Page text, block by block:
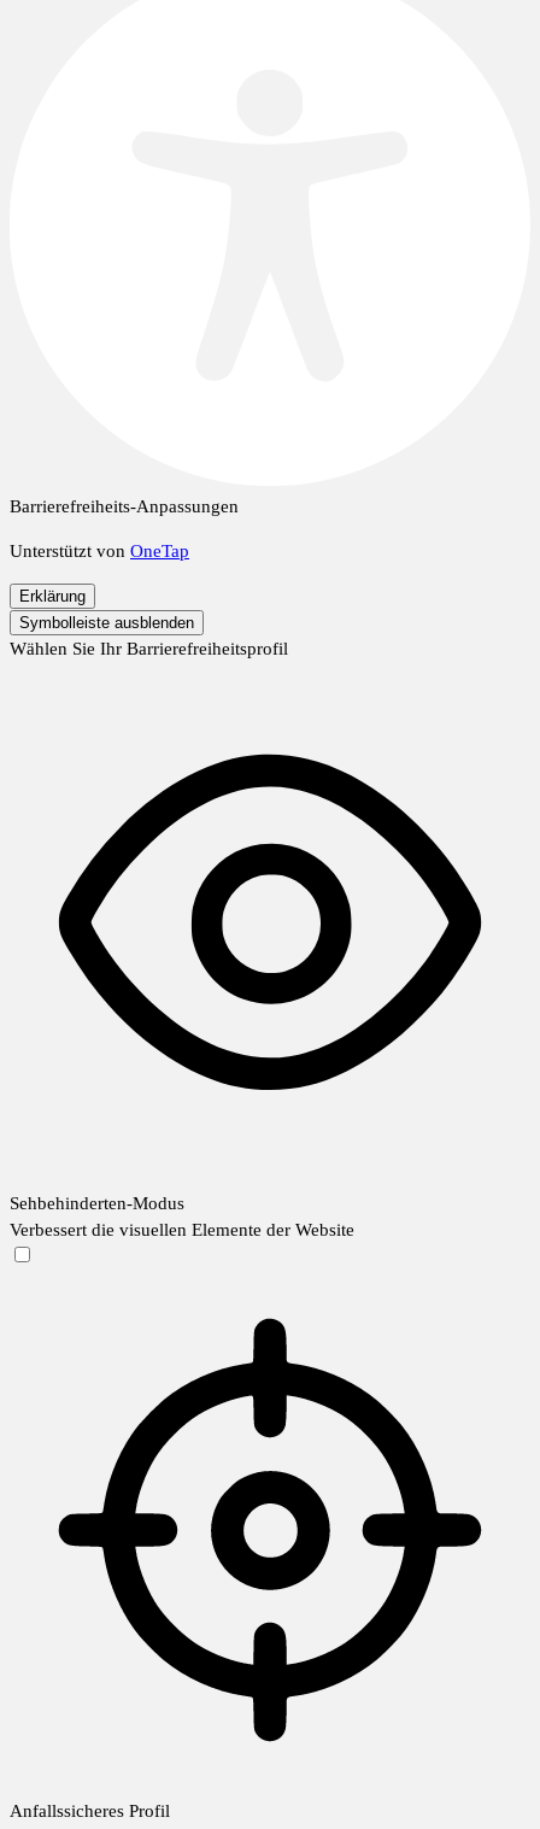
Barrierefreiheits-Anpassungen
Unterstützt von OneTap
Erklärung
Symbolleiste ausblenden
Wählen Sie Ihr Barrierefreiheitsprofil
Sehbehinderten-Modus
Verbessert die visuellen Elemente der Website
Anfallssicheres Profil